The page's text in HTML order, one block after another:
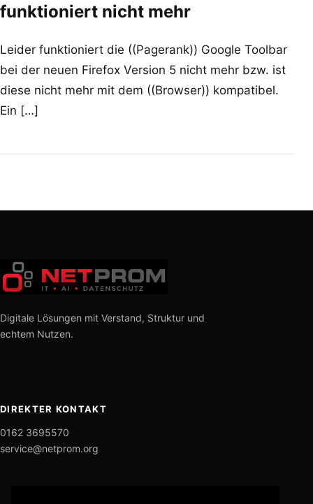
funktioniert nicht mehr
Leider funktioniert die ((Pagerank)) Google Toolbar
bei der neuen Firefox Version 5 nicht mehr bzw. ist
diese nicht mehr mit dem ((Browser)) kompatibel.
Ein […]
Digitale Lösungen mit Verstand, Struktur und
echtem Nutzen.
DIREKTER KONTAKT
0162 3695570
service@netprom.org